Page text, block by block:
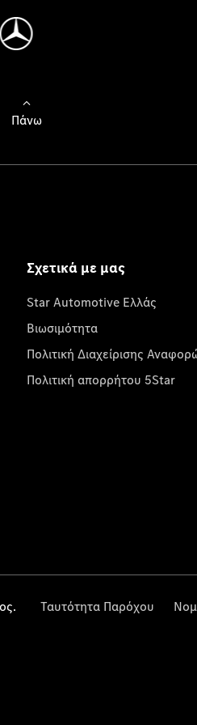
Πάνω
Σχετικά με μας
Star Automotive Ελλάς
Βιωσιμότητα
Πολιτική Διαχείρισης
Πολιτική απορρήτου 5Star
Ταυτότητα Παρόχου